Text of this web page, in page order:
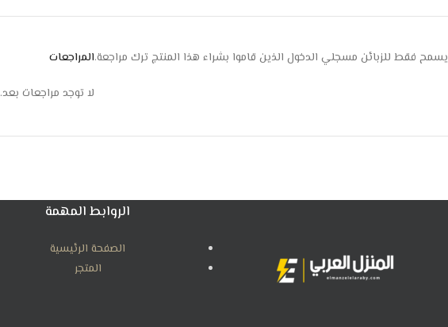
المراجعات
لا توجد مراجعات بعد.
يسمح فقط للزبائن مسجلي الدخول الذين قاموا بشراء هذا المنتج ترك مراجعة.
الروابط المهمة
الصفحة الرئيسية
المتجر